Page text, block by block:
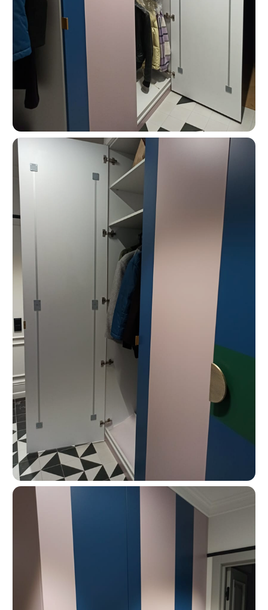
«Мебель-Королей» —
производим мебель
на заказ с 2005 года
О КОМПАНИИ
Мы — семейная компания «Мебель-Королей»!
С 2005 года производим мебель на заказ в Москве,
контролируя весь процесс — от проекта
до установки. За годы работы реализовали сотни
проектов, поэтому точно понимаем, как сделать
мебель, которая будет удобной в использовании
и прослужит долгие годы. Подходим к задаче
системно: учитываем планировку, потребности
и бюджет клиента. Перед запуском показываем
проект и фиксируем стоимость — вы заранее
понимаете результат и не сталкиваетесь
с неожиданными расходами.
Оформляйте заказ по телефону: +7 (495) 744 74 20.